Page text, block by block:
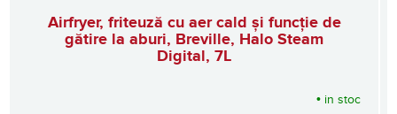
Airfryer, friteuză cu aer cald și funcție de
gătire la aburi, Breville, Halo Steam
Digital, 7L
• in stoc